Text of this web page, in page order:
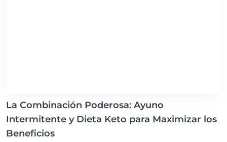
La Combinación Poderosa: Ayuno
Intermitente y Dieta Keto para Maximizar los
Beneficios